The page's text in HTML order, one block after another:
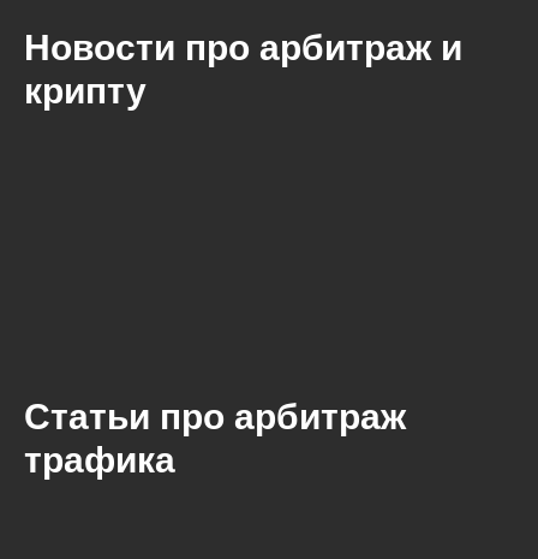
Новости про арбитраж и
крипту
Статьи про арбитраж
трафика